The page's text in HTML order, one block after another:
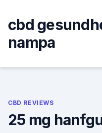
content
cbd
nampa
CBD REVIEWS
25 mg